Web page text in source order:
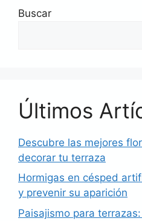
Buscar
Últimos
Descubre las mejores
decorar tu terraza
Hormigas en césped
y prevenir su aparición
Paisajismo para